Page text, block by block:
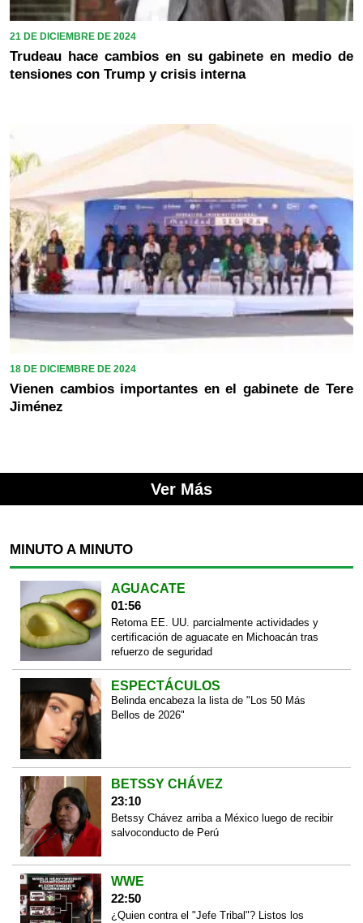
21 DE DICIEMBRE DE 2024
Trudeau hace cambios en su gabinete en medio de
tensiones con Trump y crisis interna
18 DE DICIEMBRE DE 2024
Vienen cambios importantes en el gabinete de Tere
Jiménez
Ver Más
MINUTO A MINUTO
AGUACATE
01:56
Retoma EE. UU. parcialmente actividades y
certificación de aguacate en Michoacán tras
refuerzo de seguridad
ESPECTÁCULOS
Belinda encabeza la lista de "Los 50 Más
Bellos de 2026"
BETSSY CHÁVEZ
23:10
Betssy Chávez arriba a México luego de recibir
salvoconducto de Perú
WWE
22:50
¿Quien contra el "Jefe Tribal"? Listos los